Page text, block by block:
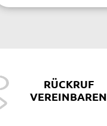
RÜCKRUF
VEREINBAREN